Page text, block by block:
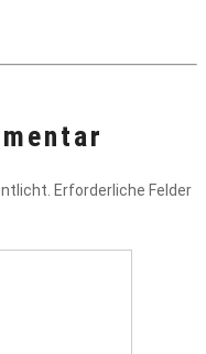
Erforderliche Felder